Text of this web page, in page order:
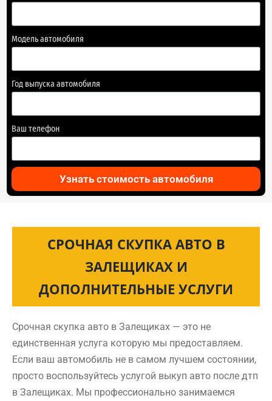
Модель автомобиля
Год выпуска автомобиля
Ваш телефон
Узнать стоимость автомобиля
СРОЧНАЯ СКУПКА АВТО В
ЗАЛЕЩИКАХ И
ДОПОЛНИТЕЛЬНЫЕ УСЛУГИ
Срочная скупка авто в Залещиках — это не
единственная услуга которую мы предоставляем.
Если ваш автомобиль не в самом лучшем состоянии,
просто воспользуйтесь услугой выкуп авто после дтп
в Залещиках. Мы профессионально занимаемся